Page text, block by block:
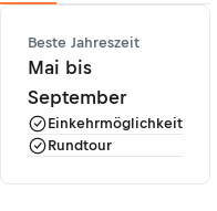
Beste Jahreszeit
Mai bis
September
Einkehrmöglichkeit
Rundtour